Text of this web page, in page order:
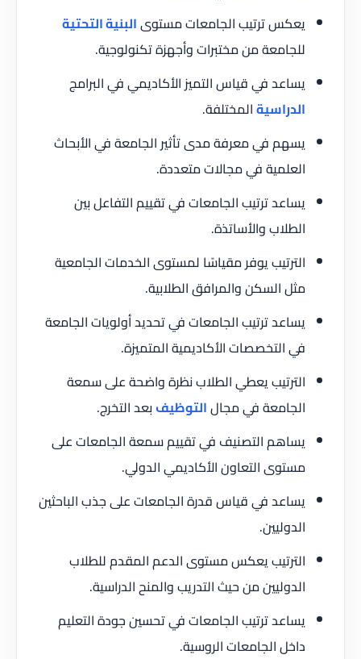
يعكس ترتيب الجامعات مستوىالبنية التحتية
للجامعة من مختبرات وأجهزة تكنولوجية.
يساعد في قياس التميز الأكاديمي في البرامج
الدراسيةالمختلفة.
يسهم في معرفة مدى تأثير الجامعة في الأبحاث
العلمية في مجالات متعددة.
يساعد ترتيب الجامعات في تقييم التفاعل بين
الطلاب والأساتذة.
الترتيب يوفر مقياسًا لمستوى الخدمات الجامعية
مثل السكن والمرافق الطلابية.
يساعد ترتيب الجامعات في تحديد أولويات الجامعة
في التخصصات الأكاديمية المتميزة.
الترتيب يعطي الطلاب نظرة واضحة على سمعة
الجامعة في مجالالتوظيف بعد التخرج.
يساهم التصنيف في تقييم سمعة الجامعات على
مستوى التعاون الأكاديمي الدولي.
يساعد في قياس قدرة الجامعات على جذب الباحثين
الدوليين.
الترتيب يعكس مستوى الدعم المقدم للطلاب
الدوليين من حيث التدريب والمنح الدراسية.
يساعد ترتيب الجامعات في تحسين جودة التعليم
داخل الجامعات الروسية.